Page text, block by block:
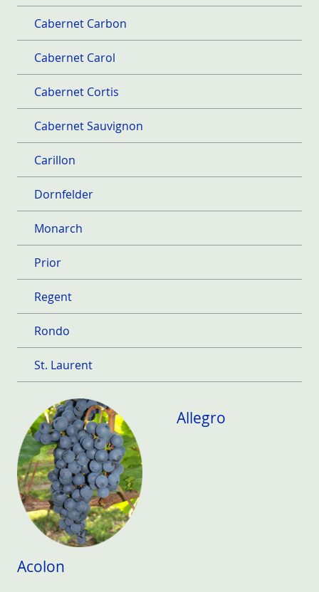
Cabernet Carbon
Cabernet Carol
Cabernet Cortis
Cabernet Sauvignon
Carillon
Dornfelder
Monarch
Prior
Regent
Rondo
St. Laurent
Acolon
Allegro